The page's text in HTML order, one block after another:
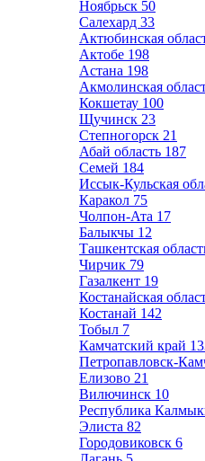
Ноябрьск 50
Салехард 33
Актюбинская
Актобе 198
Астана 198
Акмолинская
Кокшетау 100
Щучинск 23
Степногорск 21
Абай область 187
Семей 184
Иссык-Кульская
Каракол 75
Чолпон-Ата 17
Балыкчы 12
Ташкентская
Чирчик 79
Газалкент 19
Костанайская
Костанай 142
Тобыл 7
Камчатский край
Петропавловск-
Елизово 21
Вилючинск 10
Республика
Элиста 82
Городовиковск 6